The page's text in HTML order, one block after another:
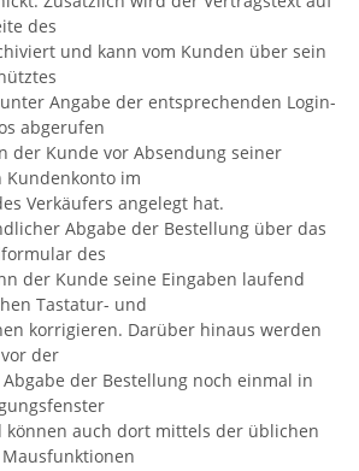
des
und kann vom Kunden über sein
Angabe der entsprechenden Login-
abgerufen
der Kunde vor Absendung seiner
Kundenkonto im
Verkäufers angelegt hat.
Abgabe der Bestellung über das
des
der Kunde seine Eingaben laufend
Tastatur- und
korrigieren. Darüber hinaus werden
der
der Bestellung noch einmal in
können auch dort mittels der üblichen